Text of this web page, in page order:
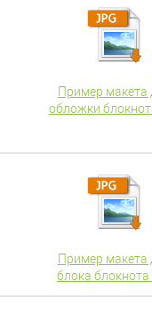
Пример макета
обложки
Пример макета
блока блокнота